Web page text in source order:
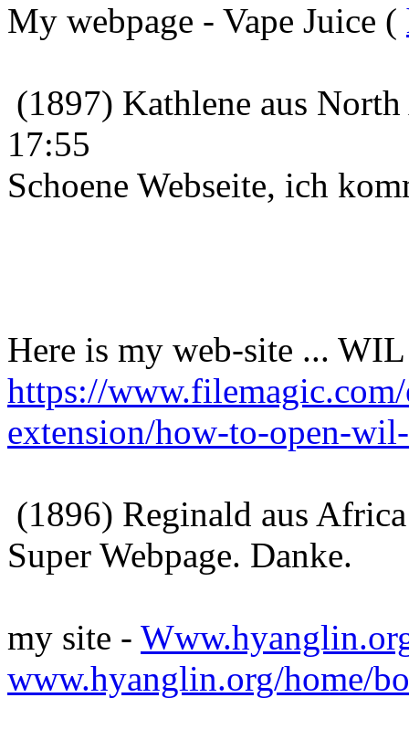
My webpage - Vape Juice (
(1897) Kathlene aus
17:55
Schoene Webseite, ich
Here is my web-site ...
https://
extension/how-to-open-wil-
(1896) Reginald aus
Super Webpage. Danke.
my site -
www.hyanglin.org/home/